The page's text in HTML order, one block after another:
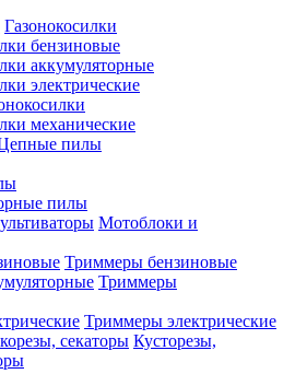
Газонокосилки
бензиновые
аккумуляторные
электрические
механические
пилы
пилы
Мотоблоки и
Триммеры бензиновые
Триммеры
Триммеры электрические
Кусторезы,